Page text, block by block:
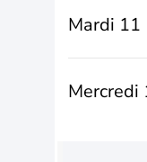
Mardi 11
Mercredi